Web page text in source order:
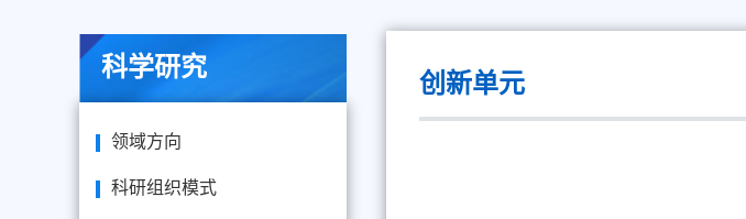
科学研究
领域方向
科研组织模式
创新单元